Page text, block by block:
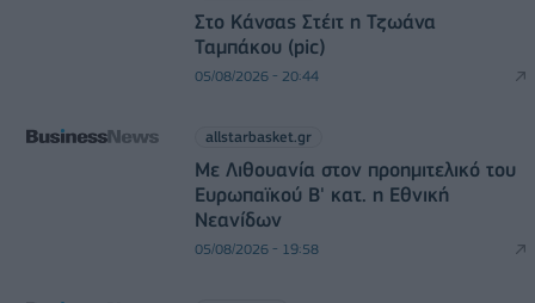
Στο Κάνσας Στέιτ η Τζωάνα
Ταμπάκου (pic)
05/08/2026 - 20:44
allstarbasket.gr
Με Λιθουανία στον προημιτελικό του
Ευρωπαϊκού Β' κατ. η Εθνική
Νεανίδων
05/08/2026 - 19:58